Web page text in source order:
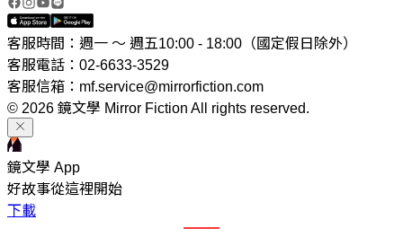
客服時間：週一 ～ 週五10:00 - 18:00（國定假日除外）
客服電話：02-6633-3529
客服信箱：mf.service@mirrorfiction.com
© 2026 鏡文學 Mirror Fiction All rights reserved.
鏡文學 App
好故事從這裡開始
下載